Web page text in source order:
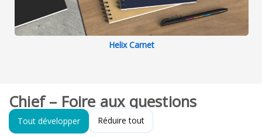
Helix Carnet
Chief – Foire aux questions
Tout développer Réduire tout